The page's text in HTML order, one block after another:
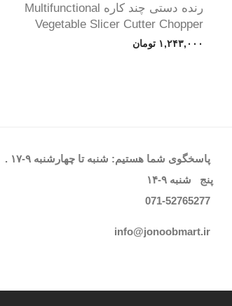
رنده دستی چند کاره Multifunctional
Vegetable Slicer Cutter Chopper
۱,۲۴۳,۰۰۰ تومان
پاسخگوی شما هستیم: شنبه تا چهارشنبه۹-۱۷
.
پنج شنبه۹-۱۴
071-52765277
info@jonoobmart.ir